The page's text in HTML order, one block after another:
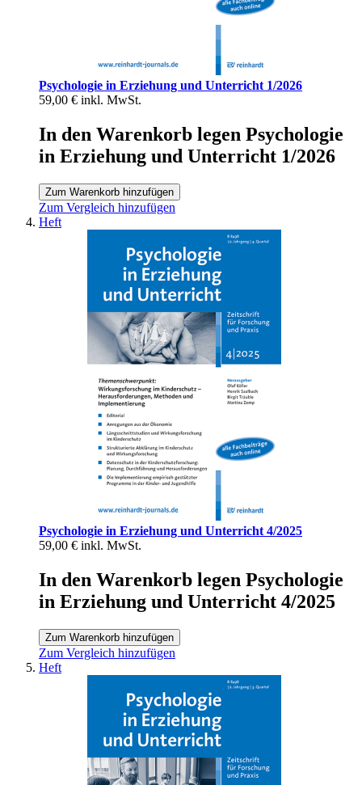
Psychologie in Erziehung und Unterricht 1/2026
59,00 € inkl. MwSt.
In den Warenkorb legen Psychologie
in Erziehung und Unterricht 1/2026
Zum Warenkorb hinzufügen
Zum Vergleich hinzufügen
Heft
Psychologie in Erziehung und Unterricht 4/2025
59,00 € inkl. MwSt.
In den Warenkorb legen Psychologie
in Erziehung und Unterricht 4/2025
Zum Warenkorb hinzufügen
Zum Vergleich hinzufügen
Heft